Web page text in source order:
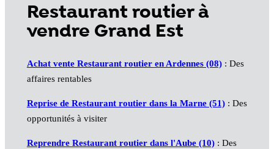
Restaurant routier à
vendre Grand Est
Achat vente Restaurant routier en Ardennes (08): Des
affaires rentables
Reprise de Restaurant routier dans la Marne (51): Des
opportunités à visiter
Reprendre Restaurant routier dans l'Aube (10): Des